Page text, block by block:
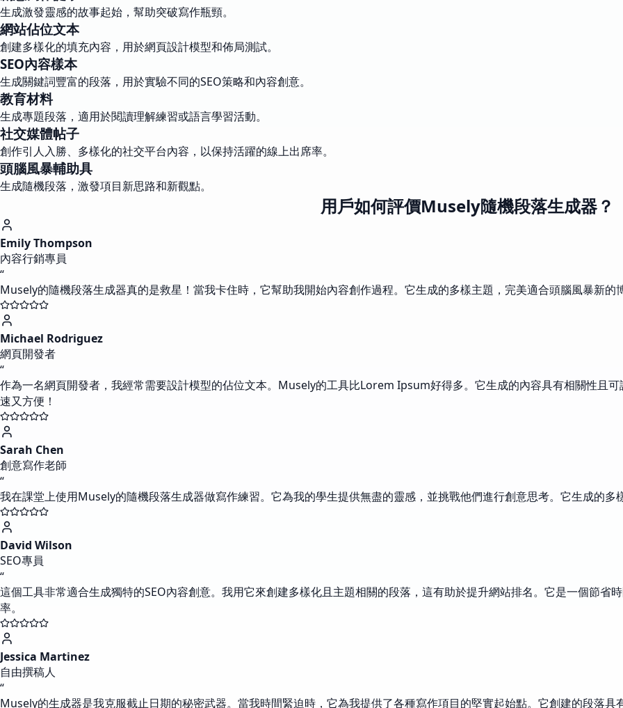
生成激發靈感的故事起始，幫助突破寫作瓶頸。
網站佔位文本
創建多樣化的填充內容，用於網頁設計模型和佈局測試。
SEO內容樣本
生成關鍵詞豐富的段落，用於實驗不同的SEO策略和內容創意。
教育材料
生成專題段落，適用於閱讀理解練習或語言學習活動。
社交媒體帖子
創作引人入勝、多樣化的社交平台內容，以保持活躍的線上出席率。
頭腦風暴輔助具
生成隨機段落，激發項目新思路和新觀點。
用戶如何評價Musely隨機段落生成器？
Emily Thompson
內容行銷專員
“
Musely的隨機段落生成器真的是救星！當我卡住時，它幫助我開始內容創作過程。它生成的多樣主題，完美適合頭腦風暴新的
Michael Rodriguez
網頁開發者
“
作為一名網頁開發者，我經常需要設計模型的佔位文本。Musely的工具比Lorem Ipsum好得多。它生成的內容具有相關性且
速又方便！
Sarah Chen
創意寫作老師
“
我在課堂上使用Musely的隨機段落生成器做寫作練習。它為我的學生提供無盡的靈感，並挑戰他們進行創意思考。它生成的多
David Wilson
SEO專員
“
這個工具非常適合生成獨特的SEO內容創意。我用它來創建多樣化且主題相關的段落，這有助於提升網站排名。它是一個節省
率。
Jessica Martinez
自由撰稿人
“
Musely的生成器是我克服截止日期的秘密武器。當我時間緊迫時，它為我提供了各種寫作項目的堅實起始點。它創建的段落具